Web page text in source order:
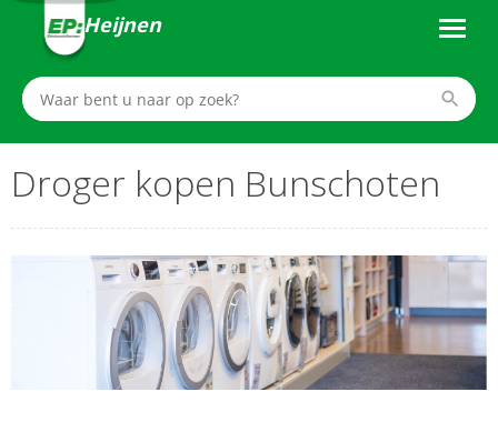
Heijnen
Droger kopen Bunschoten